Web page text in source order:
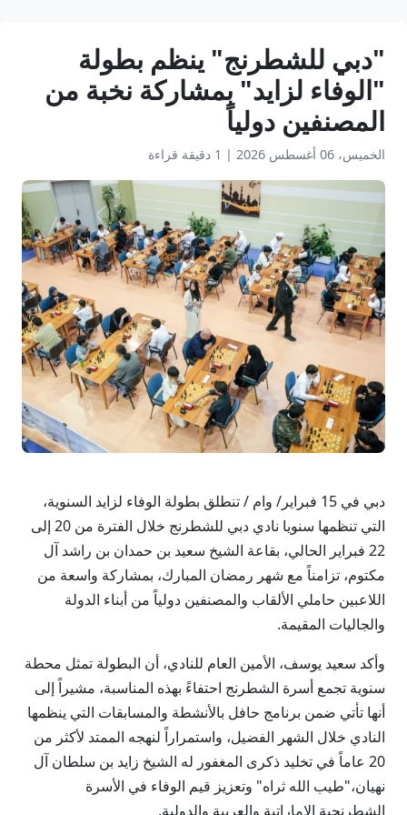
"دبي للشطرنج" ينظم بطولة
"الوفاء لزايد" بمشاركة نخبة من
المصنفين دولياً
الخميس، 06 أغسطس 2026 | 1 دقيقة قراءة
دبي في 15 فبراير/ وام / تنطلق بطولة الوفاء لزايد السنوية،
التي تنظمها سنويا نادي دبي للشطرنج خلال الفترة من 20 إلى
22 فبراير الحالي، بقاعة الشيخ سعيد بن حمدان بن راشد آل
مكتوم، تزامناً مع شهر رمضان المبارك، بمشاركة واسعة من
اللاعبين حاملي الألقاب والمصنفين دولياً من أبناء الدولة
والجاليات المقيمة.
وأكد سعيد يوسف، الأمين العام للنادي، أن البطولة تمثل محطة
سنوية تجمع أسرة الشطرنج احتفاءً بهذه المناسبة، مشيراً إلى
أنها تأتي ضمن برنامج حافل بالأنشطة والمسابقات التي ينظمها
النادي خلال الشهر الفضيل، واستمراراً لنهجه الممتد لأكثر من
20 عاماً في تخليد ذكرى المغفور له الشيخ زايد بن سلطان آل
نهيان،"طيب الله ثراه" وتعزيز قيم الوفاء في الأسرة
الشطرنجية الإماراتية والعربية والدولية.